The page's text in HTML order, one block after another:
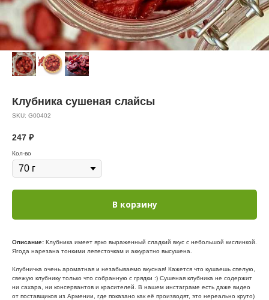
Клубника сушеная слайсы
SKU: G00402
247 ₽
Кол-во
В корзину
Описание: Клубника имеет ярко выраженный сладкий вкус с небольшой кислинкой.
Ягода нарезана тонкими лепесточкам и аккуратно высушена.
Клубничка очень ароматная и незабываемо вкусная! Кажется что кушаешь спелую,
свежую клубнику только что собранную с грядки :) Сушеная клубника не содержит
ни сахара, ни консервантов и красителей. В нашем инстаграме есть даже видео
от поставщиков из Армении, где показано как её производят, это нереально круто)